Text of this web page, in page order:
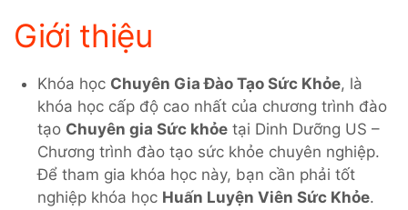
Giới thiệu
Khóa học Chuyên Gia Đào Tạo Sức Khỏe, là
khóa học cấp độ cao nhất của chương trình đào
tạo Chuyên gia Sức khỏetại Dinh Dưỡng US –
Chương trình đào tạo sức khỏe chuyên nghiệp.
Để tham gia khóa học này, bạn cần phải tốt
nghiệp khóa học Huấn Luyện Viên Sức Khỏe.